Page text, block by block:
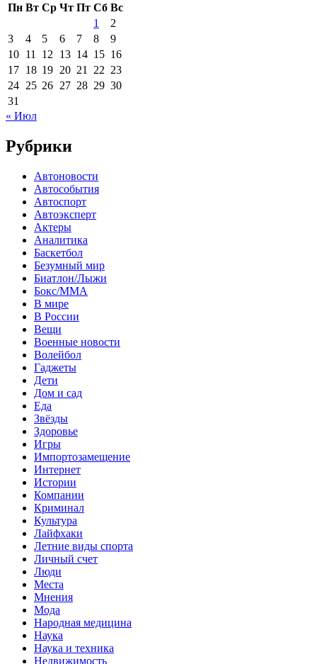
Пн Вт Ср Чт Пт Сб Вс
1
2
3
4 5 6 7 8
9
10 11 12 13 14 15 16
17 18 19 20 21 22 23
24 25 26 27 28 29 30
31
« Июл
Рубрики
Автоновости
Автособытия
Автоспорт
Автоэксперт
Актеры
Аналитика
Баскетбол
Безумный мир
Биатлон/Лыжи
Бокс/MMA
В мире
В России
Вещи
Военные новости
Волейбол
Гаджеты
Дети
Дом и сад
Еда
Звёзды
Здоровье
Игры
Импортозамещение
Интернет
Истории
Компании
Криминал
Культура
Лайфхаки
Летние виды спорта
Личный счет
Люди
Места
Мнения
Мода
Народная медицина
Наука
Наука и техника
Недвижимость